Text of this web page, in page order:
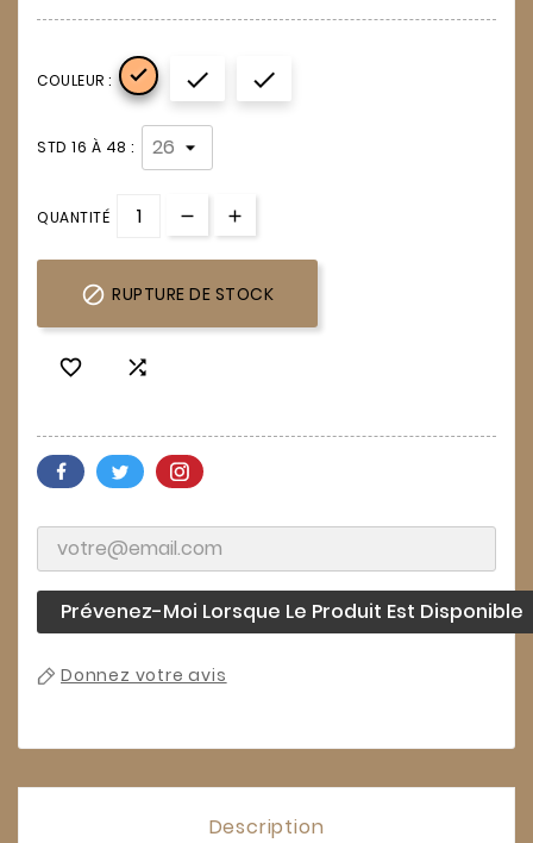
COULEUR :   
STD 16 À 48 :
QUANTITÉ
 RUPTURE DE STOCK
 
Prévenez-Moi Lorsque Le Produit Est Disponible
Donnez votre avis
Description